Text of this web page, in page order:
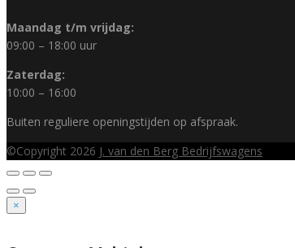
Maandag t/m vrijdag:
09:00 – 18:00 uur
Zaterdag:
10:00 – 16:00
Buiten reguliere openingstijden op afspraak.
©Copyright 2026 J. van den Berg Bedrijfswagens
×